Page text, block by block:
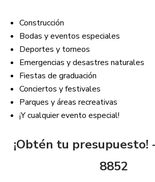
Construcción
Bodas y eventos especiales
Deportes y torneos
Emergencias y desastres naturales
Fiestas de graduación
Conciertos y festivales
Parques y áreas recreativas
¡Y cualquier evento especial!
¡Obtén tu presupuesto!
8852